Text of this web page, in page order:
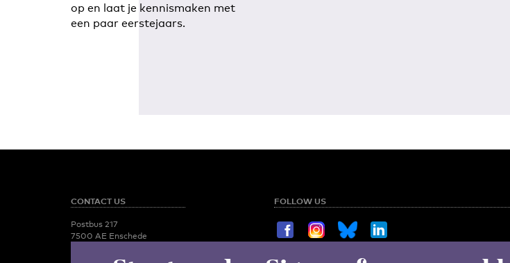
op en laat je kennismaken met
een paar eerstejaars.
CONTACT US
Postbus 217
7500 AE Enschede
FOLLOW US
Sign up for our weekly